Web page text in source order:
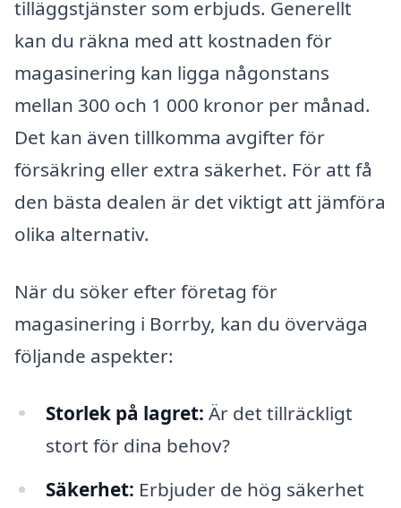
tilläggstjänster som erbjuds. Generellt
kan du räkna med att kostnaden för
magasinering kan ligga någonstans
mellan 300 och 1 000 kronor per månad.
Det kan även tillkomma avgifter för
försäkring eller extra säkerhet. För att få
den bästa dealen är det viktigt att jämföra
olika alternativ.
När du söker efter företag för
magasinering i Borrby, kan du överväga
följande aspekter:
Storlek på lagret: Är det tillräckligt
stort för dina behov?
Säkerhet: Erbjuder de hög säkerhet